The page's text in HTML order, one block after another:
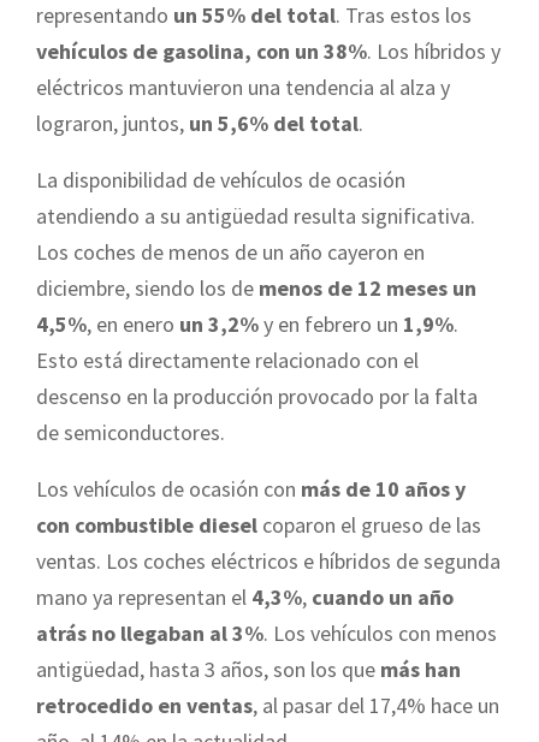
representando un 55% del total. Tras estos los
vehículos de gasolina, con un 38%. Los híbridos y
eléctricos mantuvieron una tendencia al alza y
lograron, juntos, un 5,6% del total.
La disponibilidad de vehículos de ocasión
atendiendo a su antigüedad resulta significativa.
Los coches de menos de un año cayeron en
diciembre, siendo los de menos de 12 meses un
4,5%, en enero un 3,2%y en febrero un 1,9%.
Esto está directamente relacionado con el
descenso en la producción provocado por la falta
de semiconductores.
Los vehículos de ocasión con más de 10 años y
con combustible diesel coparon el grueso de las
ventas. Los coches eléctricos e híbridos de segunda
mano ya representan el 4,3%, cuando un año
atrás no llegaban al 3%. Los vehículos con menos
antigüedad, hasta 3 años, son los que más han
retrocedido en ventas, al pasar del 17,4% hace un